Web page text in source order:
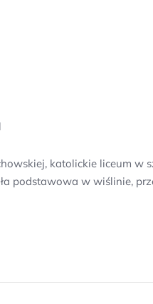
katolickie liceum
podstawowa w wiślinie,